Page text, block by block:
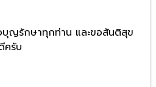
ญรักษาทุกท่าน และขอสันติสุข
ครับ